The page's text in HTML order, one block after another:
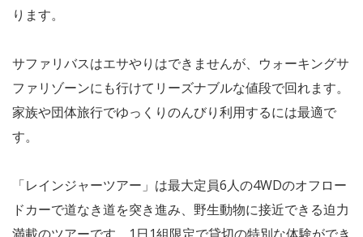
ります。
サファリバスはエサやりはできませんが、ウォーキングサ
ファリゾーンにも行けてリーズナブルな値段で回れます。
家族や団体旅行でゆっくりのんびり利用するには最適で
す。
「レインジャーツアー」は最大定員6人の4WDのオフロー
ドカーで道なき道を突き進み、野生動物に接近できる迫力